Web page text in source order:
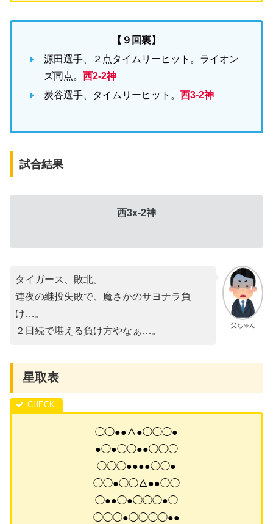
【９回裏】
源田選手、２点タイムリーヒット。ライオン
ズ同点。西2-2神
炭谷選手、タイムリーヒット。西3-2神
試合結果
西3x-2神
父ちゃん
タイガース、敗北。
連夜の継投失敗で、魔さかのサヨナラ負
け…。
２日続で堪える負け方やなぁ…。
星取表
◯◯●●△●◯◯◯●
●◯●◯◯●●◯◯◯
◯◯◯●●●●◯◯●
◯◯●◯◯△●●◯◯
◯●●◯●◯◯◯●◯
◯◯◯●◯◯◯◯●●